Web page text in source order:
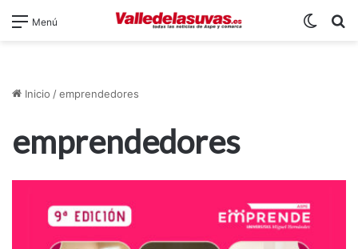
Menú
Inicio /emprendedores
emprendedores